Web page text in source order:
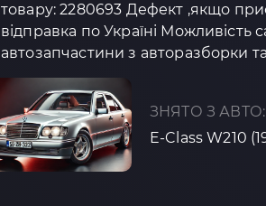
товару: 2280693 Дефект ,якщо
відправка по Україні Можливість
автозапчастини з авторазборки
ЗНЯТО З АВТО:
E-Class W210